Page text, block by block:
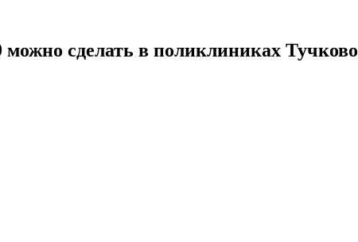
сделать в поликлиниках Тучково